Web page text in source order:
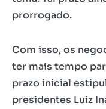
prorrogado.
Com isso, os
ter mais tempo
prazo inicial
presidentes Luiz